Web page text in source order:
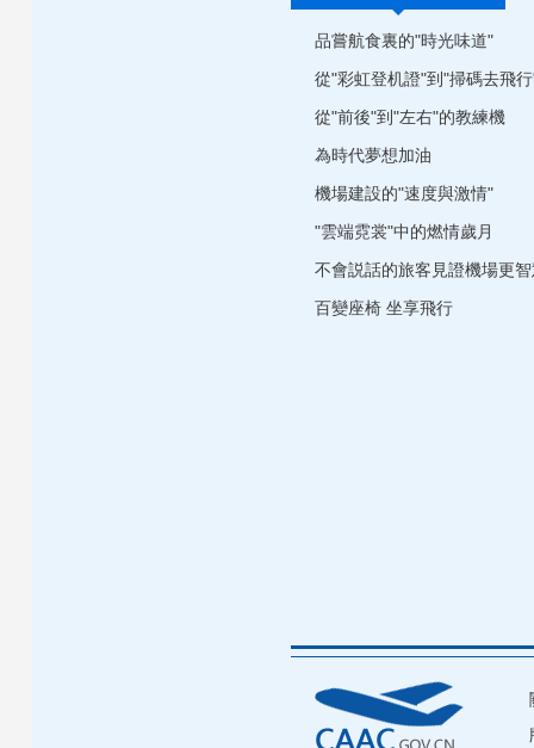
品嘗航食裏的"時光味道"
從"彩虹登机證"到"掃碼去飛
從"前後"到"左右"的教練機
為時代夢想加油
機場建設的"速度與激情"
"雲端霓裳"中的燃情歲月
不會説話的旅客見證機場更
百變座椅 坐享飛行